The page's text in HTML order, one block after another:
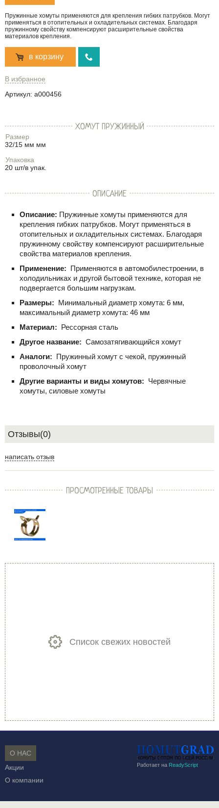
Пружинные хомуты применяются для крепления гибких патрубков. Могут
применяться в отопительных и охладительных системах. Благодаря
пружинному свойству компенсируют расширительные свойства
материалов крепления.
в корзину
В избранное
Артикул: a000456
ХОМУТ ПРУЖИННЫЙ
Размер
32/15 мм мм
Упаковка
20 шт/в упак.
ОПИСАНИЕ
Описание: Пружинные хомуты применяются для
крепления гибких патрубков. Могут применяться в
отопительных и охладительных системах. Благодаря
пружинному свойству компенсируют расширительные
свойства материалов крепления.
Применение: Применяются в автомобилестроении, в
холодильниках и другой бытовой технике, которая не
подвергается большим нагрузкам.
Размеры: Минимальный диаметр хомута: 6 мм,
максимальный диаметр хомута: 46 мм
Материал: Рессорная сталь
Другое название: Самозатягивающийся хомут
Аналоги: Пружинный хомут с чекой, пружинный
проволочный хомут
Другие варианты и виды хомутов: Червячные
хомуты, силовые хомуты
Отзывы(0)
написать отзыв
ПРОСМОТРЕННЫЕ ТОВАРЫ
Список свежих новостей
Работает на ReadyScript
О НАС
Акции
О компании